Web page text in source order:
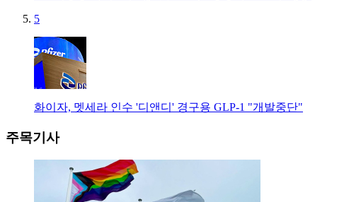
5
화이자, 멧세라 인수 '디앤디' 경구용 GLP-1 "개발중단"
주목기사